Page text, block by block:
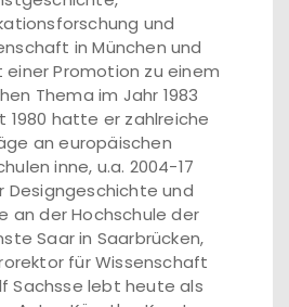
und
in München und
einer Promotion zu einem
Thema im Jahr 1983
1980 hatte er zahlreiche
an europäischen
inne, u.a. 2004-17
Designgeschichte und
an der Hochschule der
Saar in Saarbrücken,
für Wissenschaft
Sachsse lebt heute als